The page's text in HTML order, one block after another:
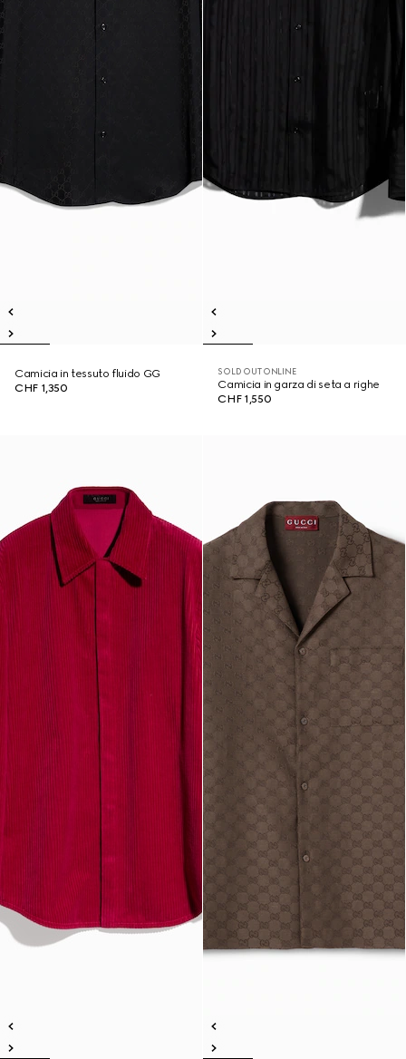
Camicia in tessuto fluido GG
CHF 1,350
SOLD OUT ONLINE
Camicia in garza di seta a righe
CHF 1,550